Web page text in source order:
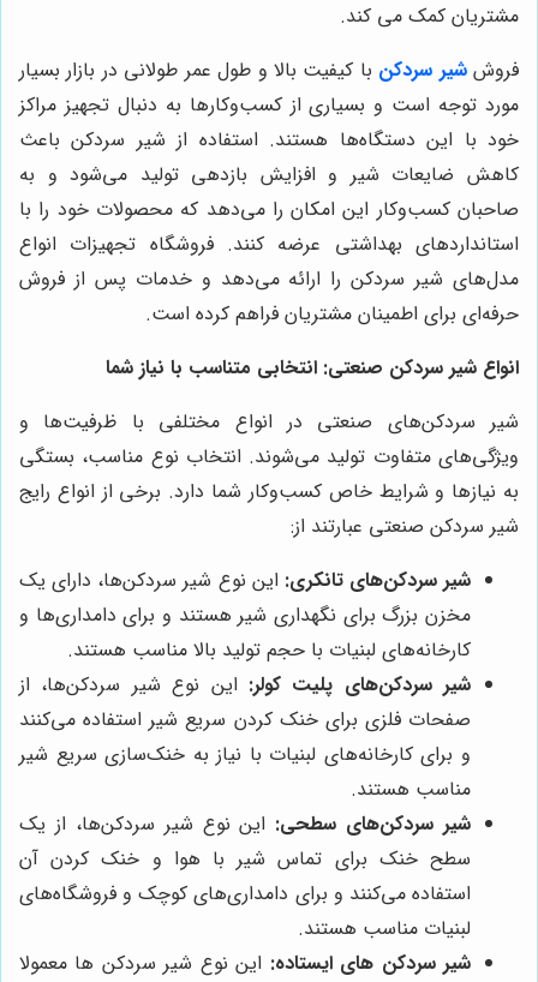
مشتریان کمک می کند.
فروش شیر سردکن با کیفیت بالا و طول عمر طولانی در بازار بسیار
مورد توجه است و بسیاری از کسب‌وکارها به دنبال تجهیز مراکز
خود با این دستگاه‌ها هستند. استفاده از شیر سردکن باعث
کاهش ضایعات شیر و افزایش بازدهی تولید می‌شود و به
صاحبان کسب‌وکار این امکان را می‌دهد که محصولات خود را با
استانداردهای بهداشتی عرضه کنند. فروشگاه تجهیزات انواع
مدل‌های شیر سردکن را ارائه می‌دهد و خدمات پس از فروش
حرفه‌ای برای اطمینان مشتریان فراهم کرده است.
انواع شیر سردکن صنعتی: انتخابی متناسب با نیاز شما
شیر سردکن‌های صنعتی در انواع مختلفی با ظرفیت‌ها و
ویژگی‌های متفاوت تولید می‌شوند. انتخاب نوع مناسب، بستگی
به نیازها و شرایط خاص کسب‌وکار شما دارد. برخی از انواع رایج
شیر سردکن صنعتی عبارتند از:
شیر سردکن‌های تانکری: این نوع شیر سردکن‌ها، دارای یک
مخزن بزرگ برای نگهداری شیر هستند و برای دامداری‌ها و
کارخانه‌های لبنیات با حجم تولید بالا مناسب هستند.
شیر سردکن‌های پلیت کولر: این نوع شیر سردکن‌ها، از
صفحات فلزی برای خنک کردن سریع شیر استفاده می‌کنند
و برای کارخانه‌های لبنیات با نیاز به خنک‌سازی سریع شیر
مناسب هستند.
شیر سردکن‌های سطحی: این نوع شیر سردکن‌ها، از یک
سطح خنک برای تماس شیر با هوا و خنک کردن آن
استفاده می‌کنند و برای دامداری‌های کوچک و فروشگاه‌های
لبنیات مناسب هستند.
شیر سردکن های ایستاده: این نوع شیر سردکن ها معمولا